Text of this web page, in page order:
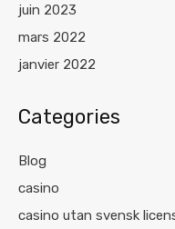
juin 2023
mars 2022
janvier 2022
Categories
Blog
casino
casino utan svensk